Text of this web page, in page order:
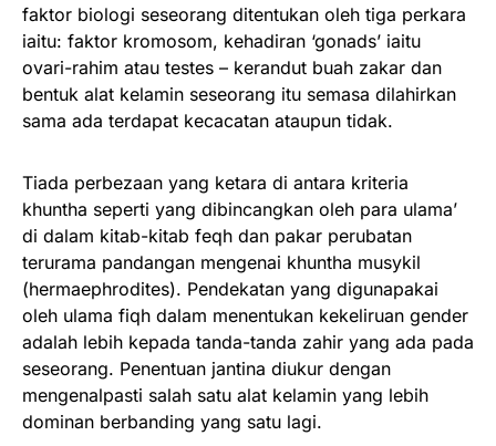
faktor biologi seseorang ditentukan oleh tiga perkara
iaitu: faktor kromosom, kehadiran ‘gonads’ iaitu
ovari-rahim atau testes – kerandut buah zakar dan
bentuk alat kelamin seseorang itu semasa dilahirkan
sama ada terdapat kecacatan ataupun tidak.
Tiada perbezaan yang ketara di antara kriteria
khuntha seperti yang dibincangkan oleh para ulama’
di dalam kitab-kitab feqh dan pakar perubatan
terurama pandangan mengenai khuntha musykil
(hermaephrodites). Pendekatan yang digunapakai
oleh ulama fiqh dalam menentukan kekeliruan gender
adalah lebih kepada tanda-tanda zahir yang ada pada
seseorang. Penentuan jantina diukur dengan
mengenalpasti salah satu alat kelamin yang lebih
dominan berbanding yang satu lagi.